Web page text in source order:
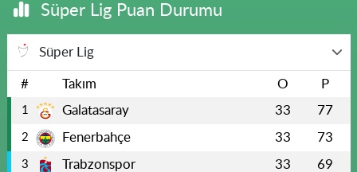
Süper Lig Puan Durumu
Süper Lig
# Takım O P
1 Galatasaray 33 77
2 Fenerbahçe 33 73
3 Trabzonspor 33 69